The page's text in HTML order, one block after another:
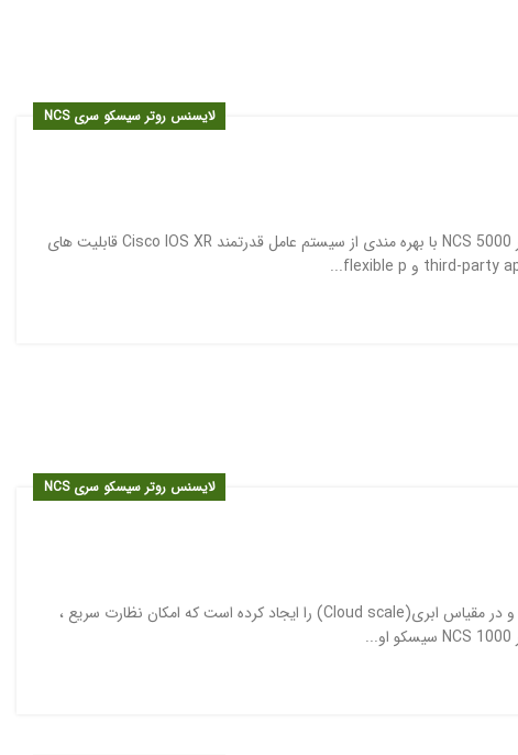
لایسنس روتر سیسکو سری NCS
روتر سیسکو NCS 5000 روتر سیکسو Network Convergence System 5000 یا باختصار NCS 5000 با بهره مندی از سیستم عامل قدرتمند Cisco IOS XR قابلیت های
لایسنس روتر سیسکو سری NCS
روتر سیسکو NCS 1000 رشد سریع ظرفیت در دیتاسنترها نیاز به راه حل های نوین در شبکه و در مقیاس ابری(Cloud scale) را ایجاد کرده است که امکان نظارت سریع ،